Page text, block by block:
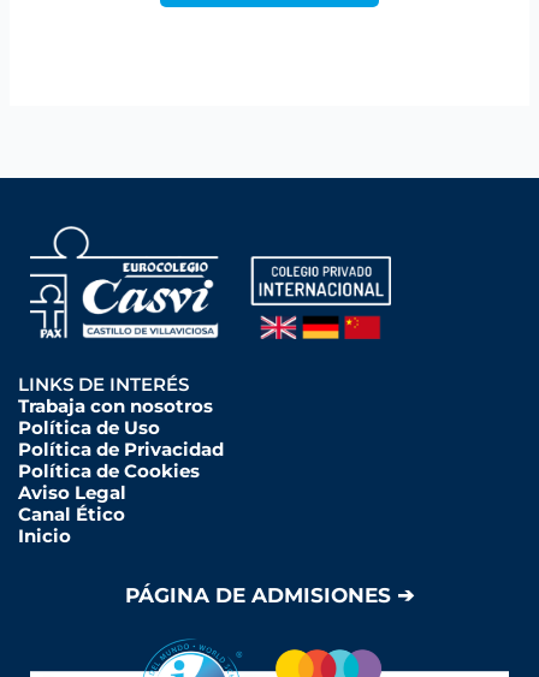
LINKS DE INTERÉS
Trabaja con nosotros
Política de Uso
Política de Privacidad
Política de Cookies
Aviso Legal
Canal Ético
Inicio
PÁGINA DE ADMISIONES ➔